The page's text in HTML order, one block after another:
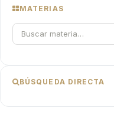
MATERIAS
BÚSQUEDA DIRECTA